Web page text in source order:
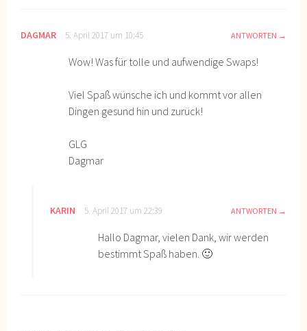
DAGMAR 5. April 2017 um 10:45 ANTWORTEN
Wow! Was für tolle und aufwendige Swaps!
Viel Spaß wünsche ich und kommt vor allen
Dingen gesund hin und zurück!
GLG
Dagmar
KARIN 5. April 2017 um 22:39 ANTWORTEN
Hallo Dagmar, vielen Dank, wir werden
bestimmt Spaß haben. 🙂